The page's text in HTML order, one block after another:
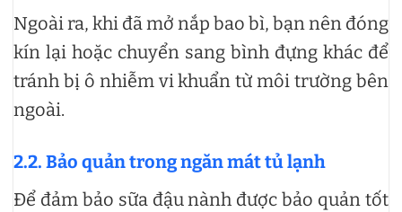
Ngoài ra, khi đã mở nắp bao bì, bạn nên đóng
kín lại hoặc chuyển sang bình đựng khác để
tránh bị ô nhiễm vi khuẩn từ môi trường bên
ngoài.
2.2. Bảo quản trong ngăn mát tủ lạnh
Để đảm bảo sữa đậu nành được bảo quản tốt